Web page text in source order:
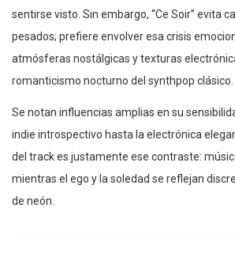
sentirse visto. Sin embargo, “Ce Soir” evita
pesados; prefiere envolver esa crisis
atmósferas nostálgicas y texturas
romanticismo nocturno del synthpop clásico.
Se notan influencias amplias en su
indie introspectivo hasta la electrónica
del track es justamente ese contraste:
mientras el ego y la soledad se reflejan
de neón.